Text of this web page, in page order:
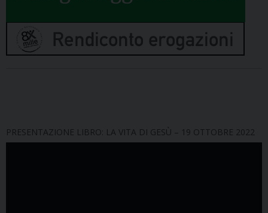
PRESENTAZIONE LIBRO: LA VITA DI GESÙ – 19 OTTOBRE 2022